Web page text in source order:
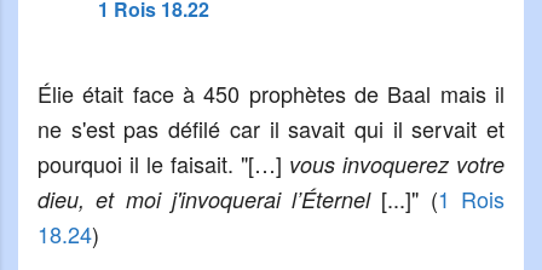
1 Rois 18.22
Élie était face à 450 prophètes de Baal mais il
ne s'est pas défilé car il savait qui il servait et
pourquoi il le faisait. "[…] vous invoquerez votre
dieu, et moi j'invoquerai l’Éternel[...]" (1 Rois
18.24)